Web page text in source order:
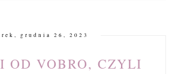
grudnia 26, 2023
OD VOBRO, CZYLI